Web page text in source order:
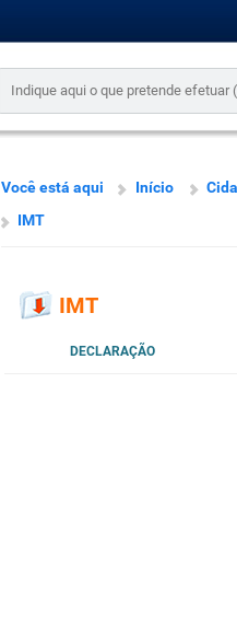
Você está aqui Início
IMT
IMT
DECLARAÇÃO